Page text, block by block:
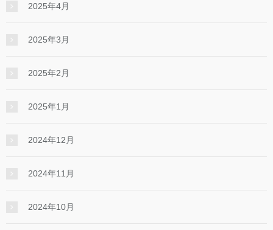
2025年4月
2025年3月
2025年2月
2025年1月
2024年12月
2024年11月
2024年10月